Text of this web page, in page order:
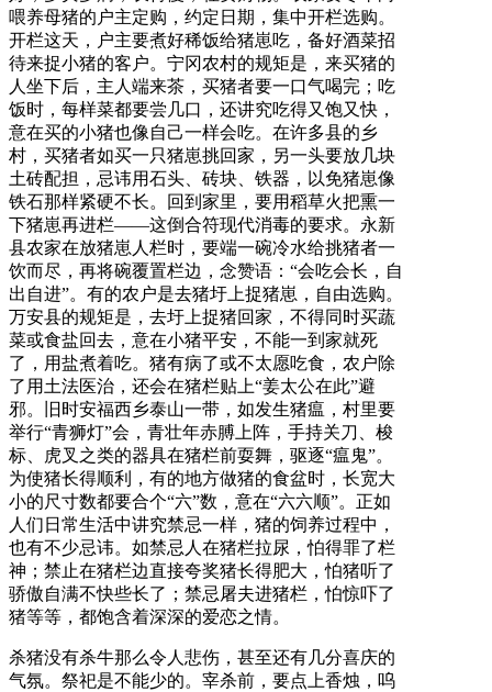
喂养母猪的户主定购，约定日期，集中开栏选购。
开栏这天，户主要煮好稀饭给猪崽吃，备好酒菜招
待来捉小猪的客户。宁冈农村的规矩是，来买猪的
人坐下后，主人端来茶，买猪者要一口气喝完；吃
饭时，每样菜都要尝几口，还讲究吃得又饱又快，
意在买的小猪也像自己一样会吃。在许多县的乡
村，买猪者如买一只猪崽挑回家，另一头要放几块
土砖配担，忌讳用石头、砖块、铁器，以免猪崽像
铁石那样紧硬不长。回到家里，要用稻草火把熏一
下猪崽再进栏——这倒合符现代消毒的要求。永新
县农家在放猪崽人栏时，要端一碗冷水给挑猪者一
饮而尽，再将碗覆置栏边，念赞语：“会吃会长，自
出自进”。有的农户是去猪圩上捉猪崽，自由选购。
万安县的规矩是，去圩上捉猪回家，不得同时买蔬
菜或食盐回去，意在小猪平安，不能一到家就死
了，用盐煮着吃。猪有病了或不太愿吃食，农户除
了用土法医治，还会在猪栏贴上“姜太公在此”避
邪。旧时安福西乡泰山一带，如发生猪瘟，村里要
举行“青狮灯”会，青壮年赤膊上阵，手持关刀、梭
标、虎叉之类的器具在猪栏前耍舞，驱逐“瘟鬼”。
为使猪长得顺利，有的地方做猪的食盆时，长宽大
小的尺寸数都要合个“六”数，意在“六六顺”。正如
人们日常生活中讲究禁忌一样，猪的饲养过程中，
也有不少忌讳。如禁忌人在猪栏拉尿，怕得罪了栏
神；禁止在猪栏边直接夸奖猪长得肥大，怕猪听了
骄傲自满不快些长了；禁忌屠夫进猪栏，怕惊吓了
猪等等，都饱含着深深的爱恋之情。
杀猪没有杀牛那么令人悲伤，甚至还有几分喜庆的
气氛。祭祀是不能少的。宰杀前，要点上香烛，呜